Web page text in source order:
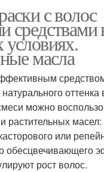
с волос
средствами
масла
можно
растительных масел:
или
обесцвечивающего
рост волос.